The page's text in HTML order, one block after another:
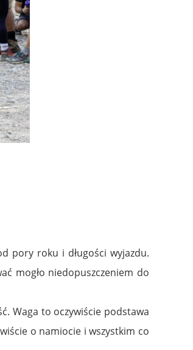
pory roku i długości wyjazdu.
mogło niedopuszczeniem do
Waga to oczywiście podstawa
o namiocie i wszystkim co